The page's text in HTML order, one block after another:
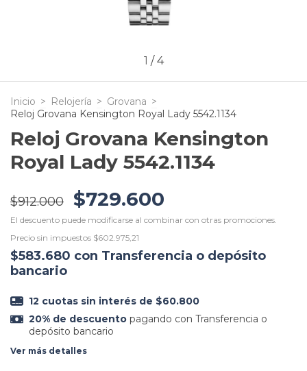
1 /4
Inicio > Relojería > Grovana >
Reloj Grovana Kensington Royal Lady 5542.1134
Reloj Grovana Kensington
Royal Lady 5542.1134
$912.000 $729.600
El descuento puede modificarse al combinar con otras promociones.
Precio sin impuestos $602.975,21
$583.680 con Transferencia o depósito
bancario
12 cuotas sin interés de $60.800
20% de descuentopagando con Transferencia o
depósito bancario
Ver más detalles